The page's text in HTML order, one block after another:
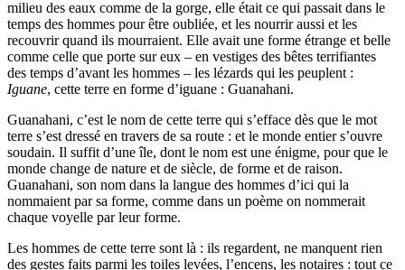
milieu des eaux comme de la gorge, elle était ce qui passait dans le
temps des hommes pour être oubliée, et les nourrir aussi et les
recouvrir quand ils mourraient. Elle avait une forme étrange et belle
comme celle que porte sur eux – en vestiges des bêtes terrifiantes
des temps d’avant les hommes – les lézards qui les peuplent :
Iguane, cette terre en forme d’iguane : Guanahani.
Guanahani, c’est le nom de cette terre qui s’efface dès que le mot
terre s’est dressé en travers de sa route : et le monde entier s’ouvre
soudain. Il suffit d’une île, dont le nom est une énigme, pour que le
monde change de nature et de siècle, de forme et de raison.
Guanahani, son nom dans la langue des hommes d’ici qui la
nommaient par sa forme, comme dans un poème on nommerait
chaque voyelle par leur forme.
Les hommes de cette terre sont là : ils regardent, ne manquent rien
des gestes faits parmi les toiles levées, l’encens, les notaires : tout ce